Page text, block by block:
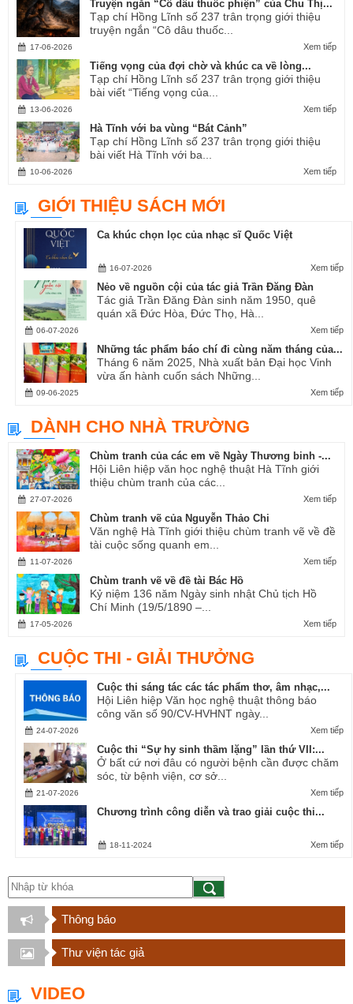
Truyện ngắn “Cô dâu thuốc phiện” của Chu Thị...
Tạp chí Hồng Lĩnh số 237 trân trọng giới thiệu
truyện ngắn “Cô dâu thuốc...
Xem tiếp
17-06-2026
Tiếng vọng của đợi chờ và khúc ca về lòng...
Tạp chí Hồng Lĩnh số 237 trân trọng giới thiệu
bài viết “Tiếng vọng của...
Xem tiếp
13-06-2026
Hà Tĩnh với ba vùng “Bát Cảnh”
Tạp chí Hồng Lĩnh số 237 trân trọng giới thiệu
bài viết Hà Tĩnh với ba...
Xem tiếp
10-06-2026
GIỚI THIỆU SÁCH MỚI
Ca khúc chọn lọc của nhạc sĩ Quốc Việt
Xem tiếp
16-07-2026
Nẻo về nguồn cội của tác giả Trần Đăng Đàn
Tác giả Trần Đăng Đàn sinh năm 1950, quê
quán xã Đức Hòa, Đức Thọ, Hà...
Xem tiếp
06-07-2026
Những tác phẩm báo chí đi cùng năm tháng của...
Tháng 6 năm 2025, Nhà xuất bản Đại học Vinh
vừa ấn hành cuốn sách Những...
Xem tiếp
09-06-2025
DÀNH CHO NHÀ TRƯỜNG
Chùm tranh của các em về Ngày Thương binh -...
Hội Liên hiệp văn học nghệ thuật Hà Tĩnh giới
thiệu chùm tranh của các...
Xem tiếp
27-07-2026
Chùm tranh vẽ của Nguyễn Thảo Chi
Văn nghệ Hà Tĩnh giới thiệu chùm tranh vẽ về đề
tài cuộc sống quanh em...
Xem tiếp
11-07-2026
Chùm tranh vẽ về đề tài Bác Hồ
Kỷ niệm 136 năm Ngày sinh nhật Chủ tịch Hồ
Chí Minh (19/5/1890 –...
Xem tiếp
17-05-2026
CUỘC THI - GIẢI THƯỞNG
Cuộc thi sáng tác các tác phẩm thơ, âm nhạc,...
Hội Liên hiệp Văn học nghệ thuật thông báo
công văn số 90/CV-HVHNT ngày...
Xem tiếp
24-07-2026
Cuộc thi “Sự hy sinh thầm lặng” lần thứ VII:...
Ở bất cứ nơi đâu có người bệnh cần được chăm
sóc, từ bệnh viện, cơ sở...
Xem tiếp
21-07-2026
Chương trình công diễn và trao giải cuộc thi...
Xem tiếp
18-11-2024
Thông báo
Thư viện tác giả
VIDEO